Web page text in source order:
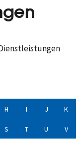
H I J K
S T U V